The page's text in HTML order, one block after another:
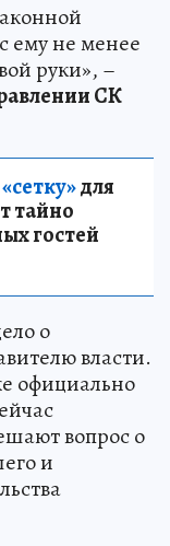
ему не менее
руки», –
СК
для
тайно
гостей
о
власти.
официально
вопрос о
и